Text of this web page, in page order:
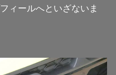
ィールへといざないま